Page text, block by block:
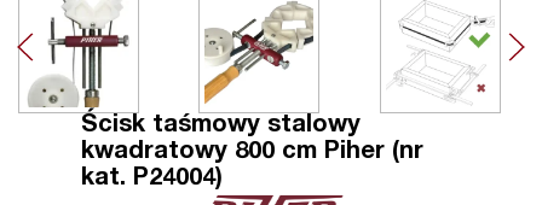
Ścisk taśmowy stalowy
kwadratowy 800 cm Piher (nr
kat. P24004)